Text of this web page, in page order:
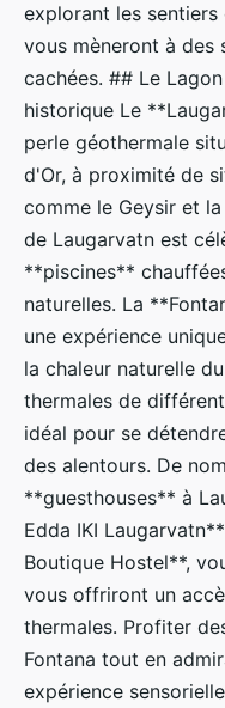
explorant les sentiers
vous mèneront à des
cachées. ## Le
historique Le
perle géothermale
d'Or, à proximité de
comme le Geysir et
de Laugarvatn est
**piscines**
naturelles. La
une expérience
la chaleur naturelle
thermales de
idéal pour se
des alentours. De
**guesthouses** à
Edda IKI
Boutique Hostel**,
vous offriront un
thermales. Profiter
Fontana tout en
expérience